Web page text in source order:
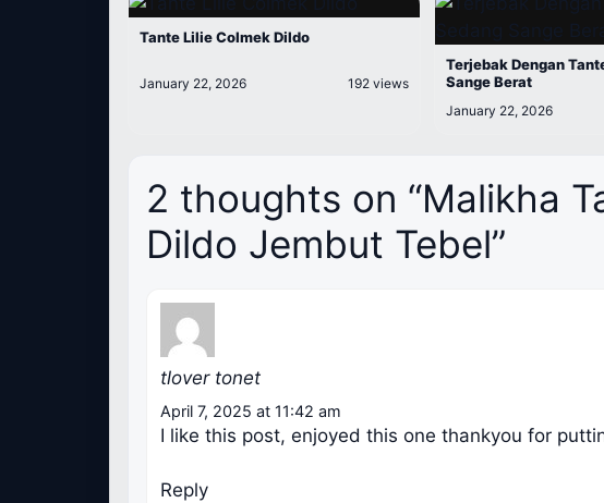
Tante Lilie Colmek Dildo
January 22, 2026 192 views
Terjebak Dengan
Sange Berat
January 22, 2026
2 thoughts on “Malikha
Dildo Jembut Tebel”
tlover tonet
April 7, 2025 at 11:42 am
I like this post, enjoyed this one thankyou for
Reply